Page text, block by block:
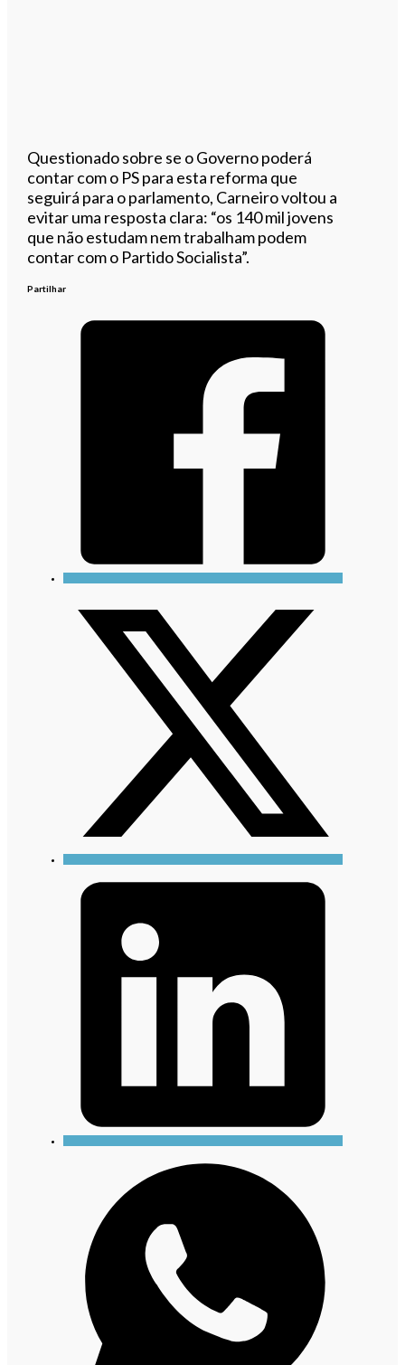
Questionado sobre se o Governo poderá
contar com o PS para esta reforma que
seguirá para o parlamento, Carneiro voltou a
evitar uma resposta clara: “os 140 mil jovens
que não estudam nem trabalham podem
contar com o Partido Socialista”.
Partilhar